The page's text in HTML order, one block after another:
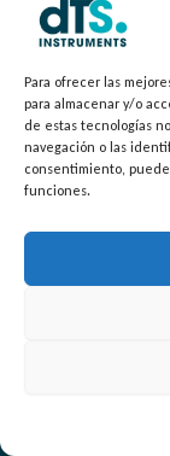
Para ofrecer las
para almacenar y/o
de estas tecnologías
navegación o las
consentimiento,
funciones.
Indicadores de
Manómetro